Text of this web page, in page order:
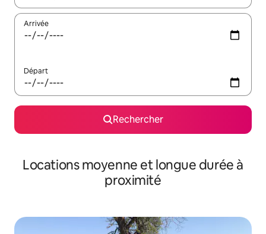
Arrivée
Départ
Rechercher
Locations moyenne et longue durée à
proximité